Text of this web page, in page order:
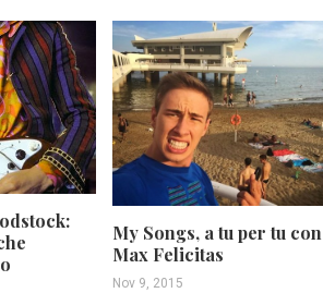
My Songs, a tu per tu con
Max Felicitas
Nov 9, 2015